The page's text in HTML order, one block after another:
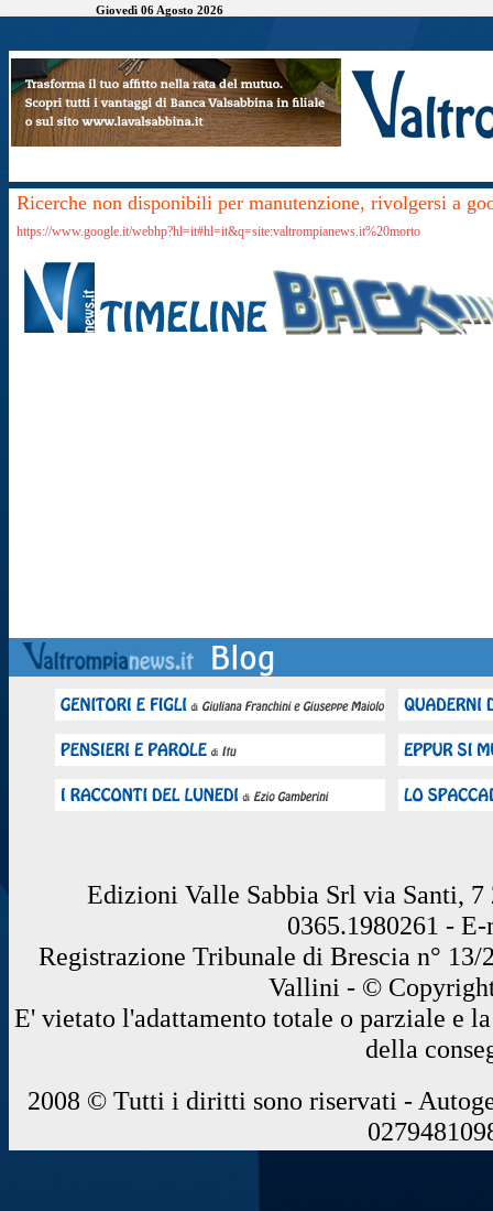
Giovedì 06 Agosto 2026
Ricerche non disponibili per manutenzione, rivolgersi a
https://www.google.it/webhp?hl=it#hl=it&q=site:valtrompianews.it%20morto
Edizioni Valle Sabbia Srl via Santi, 7
0365.1980261 -
Registrazione Tribunale di Brescia n°
Vallini - ©
E' vietato l'adattamento totale o parziale e
della
2008 © Tutti i diritti sono riservati -